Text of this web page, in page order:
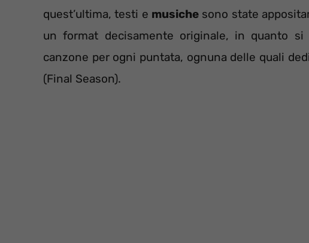
quest’ultima, testi e musichesono state
un format decisamente originale, in quanto
canzone per ogni puntata, ognuna delle quali
(Final Season).